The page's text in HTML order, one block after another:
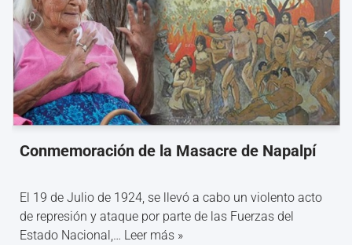
Conmemoración de la Masacre de Napalpí
El 19 de Julio de 1924, se llevó a cabo un violento acto
de represión y ataque por parte de las Fuerzas del
Estado Nacional,… Leer más »